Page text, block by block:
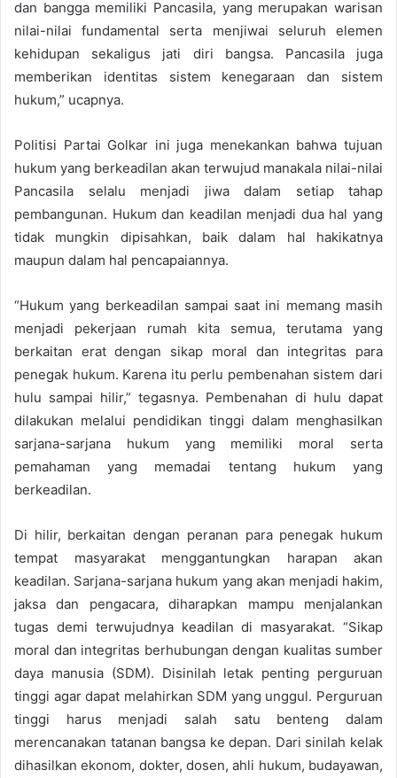
dan bangga memiliki Pancasila, yang merupakan warisan
nilai-nilai fundamental serta menjiwai seluruh elemen
kehidupan sekaligus jati diri bangsa. Pancasila juga
memberikan identitas sistem kenegaraan dan sistem
hukum,” ucapnya.
Politisi Partai Golkar ini juga menekankan bahwa tujuan
hukum yang berkeadilan akan terwujud manakala nilai-nilai
Pancasila selalu menjadi jiwa dalam setiap tahap
pembangunan. Hukum dan keadilan menjadi dua hal yang
tidak mungkin dipisahkan, baik dalam hal hakikatnya
maupun dalam hal pencapaiannya.
“Hukum yang berkeadilan sampai saat ini memang masih
menjadi pekerjaan rumah kita semua, terutama yang
berkaitan erat dengan sikap moral dan integritas para
penegak hukum. Karena itu perlu pembenahan sistem dari
hulu sampai hilir,” tegasnya. Pembenahan di hulu dapat
dilakukan melalui pendidikan tinggi dalam menghasilkan
sarjana-sarjana hukum yang memiliki moral serta
pemahaman yang memadai tentang hukum yang
berkeadilan.
Di hilir, berkaitan dengan peranan para penegak hukum
tempat masyarakat menggantungkan harapan akan
keadilan. Sarjana-sarjana hukum yang akan menjadi hakim,
jaksa dan pengacara, diharapkan mampu menjalankan
tugas demi terwujudnya keadilan di masyarakat. “Sikap
moral dan integritas berhubungan dengan kualitas sumber
daya manusia (SDM). Disinilah letak penting perguruan
tinggi agar dapat melahirkan SDM yang unggul. Perguruan
tinggi harus menjadi salah satu benteng dalam
merencanakan tatanan bangsa ke depan. Dari sinilah kelak
dihasilkan ekonom, dokter, dosen, ahli hukum, budayawan,